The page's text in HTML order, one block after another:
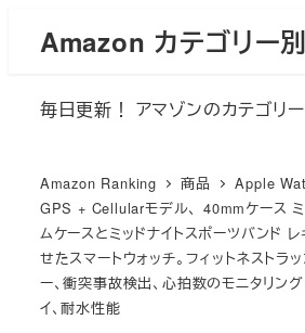
Amazon カテゴリー
毎日更新！ アマゾンのカテゴリ
Amazon Ranking 商品
Apple
GPS + Cellularモデル、 40mmケース ミ
ムケースとミッドナイトスポーツバンド
せたスマートウォッチ。フィットネストラ
ー、衝突事故検出、心拍数のモニタリン
イ、耐水性能